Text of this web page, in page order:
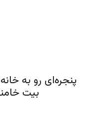
پنجره‌ای رو به
بیت خامنه‌ای ـ ۱۶